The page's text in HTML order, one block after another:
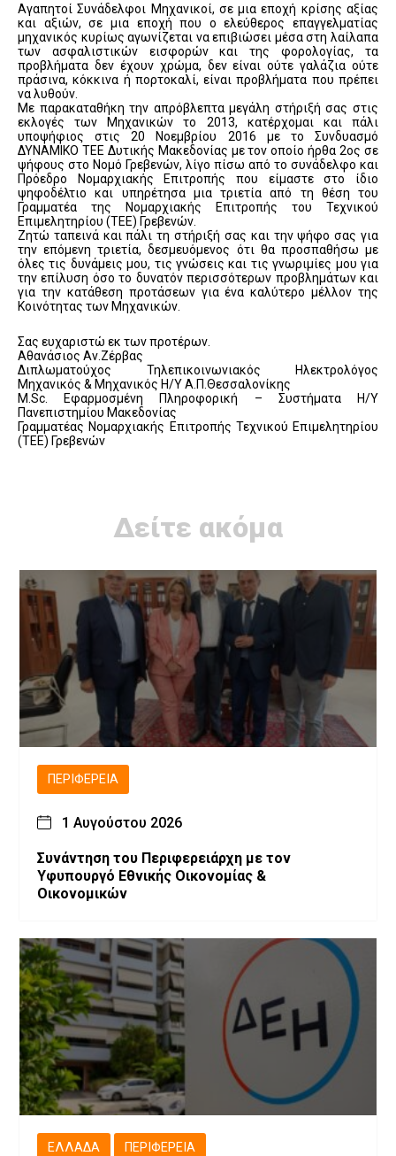
Αγαπητοί Συνάδελφοι Μηχανικοί, σε μια εποχή κρίσης αξίας
και αξιών, σε μια εποχή που ο ελεύθερος επαγγελματίας
μηχανικός κυρίως αγωνίζεται να επιβιώσει μέσα στη λαίλαπα
των ασφαλιστικών εισφορών και της φορολογίας, τα
προβλήματα δεν έχουν χρώμα, δεν είναι ούτε γαλάζια ούτε
πράσινα, κόκκινα ή πορτοκαλί, είναι προβλήματα που πρέπει
να λυθούν.
Με παρακαταθήκη την απρόβλεπτα μεγάλη στήριξή σας στις
εκλογές των Μηχανικών το 2013, κατέρχομαι και πάλι
υποψήφιος στις 20 Νοεμβρίου 2016 με το Συνδυασμό
ΔΥΝΑΜΙΚΟ ΤΕΕ Δυτικής Μακεδονίας με τον οποίο ήρθα 2ος σε
ψήφους στο Νομό Γρεβενών, λίγο πίσω από το συνάδελφο και
Πρόεδρο Νομαρχιακής Επιτροπής που είμαστε στο ίδιο
ψηφοδέλτιο και υπηρέτησα μια τριετία από τη θέση του
Γραμματέα της Νομαρχιακής Επιτροπής του Τεχνικού
Επιμελητηρίου (ΤΕΕ) Γρεβενών.
Ζητώ ταπεινά και πάλι τη στήριξή σας και την ψήφο σας για
την επόμενη τριετία, δεσμευόμενος ότι θα προσπαθήσω με
όλες τις δυνάμεις μου, τις γνώσεις και τις γνωριμίες μου για
την επίλυση όσο το δυνατόν περισσότερων προβλημάτων και
για την κατάθεση προτάσεων για ένα καλύτερο μέλλον της
Κοινότητας των Μηχανικών.
Σας ευχαριστώ εκ των προτέρων.
Αθανάσιος Αν.Ζέρβας
Διπλωματούχος Τηλεπικοινωνιακός Ηλεκτρολόγος
Μηχανικός & Μηχανικός Η/Υ Α.Π.Θεσσαλονίκης
M.Sc. Εφαρμοσμένη Πληροφορική – Συστήματα Η/Υ
Πανεπιστημίου Μακεδονίας
Γραμματέας Νομαρχιακής Επιτροπής Τεχνικού Επιμελητηρίου
(ΤΕΕ) Γρεβενών
Δείτε ακόμα
ΠΕΡΙΦΈΡΕΙΑ
1 Αυγούστου 2026
Συνάντηση του Περιφερειάρχη με τον
Υφυπουργό Εθνικής Οικονομίας &
Οικονομικών
ΕΛΛΆΔΑ ΠΕΡΙΦΈΡΕΙΑ